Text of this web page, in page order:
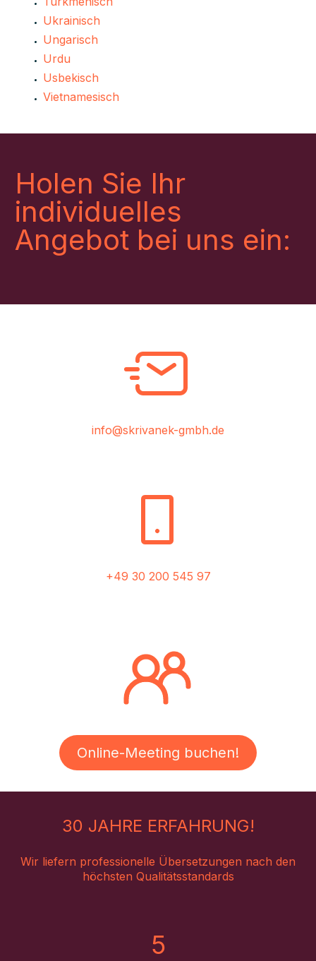
Ukrainisch
Ungarisch
Urdu
Usbekisch
Vietnamesisch
Holen Sie Ihr
individuelles
Angebot bei uns ein:
info@skrivanek-gmbh.de
+49 30 200 545 97
Online-Meeting buchen!
30 JAHRE ERFAHRUNG!
Wir liefern professionelle Übersetzungen nach den
höchsten Qualitätsstandards
5